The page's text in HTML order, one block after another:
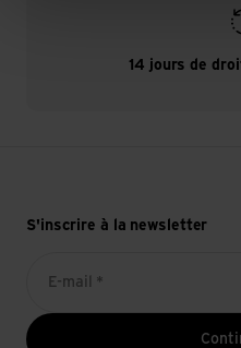
14 jours de
S'inscrire à la newsletter
E-mail *